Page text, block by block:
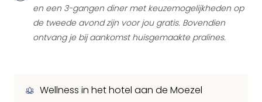
en een 3-gangen diner met keuzemogelijkheden op
de tweede avond zijn voor jou gratis. Bovendien
ontvang je bij aankomst huisgemaakte pralines.
Wellness in het hotel aan de Moezel